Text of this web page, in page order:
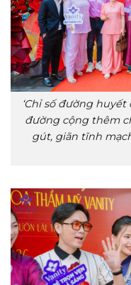
‘Chỉ số đường
đường cộng thêm
gút, giãn tĩnh